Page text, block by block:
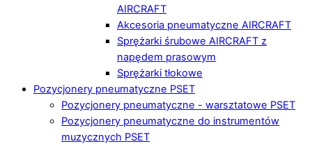
AIRCRAFT
Akcesoria pneumatyczne AIRCRAFT
Sprężarki śrubowe AIRCRAFT z
napędem prasowym
Sprężarki tłokowe
Pozycjonery pneumatyczne PSET
Pozycjonery pneumatyczne - warsztatowe PSET
Pozycjonery pneumatyczne do instrumentów
muzycznych PSET